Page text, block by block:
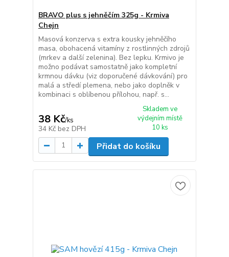
BRAVO plus s jehněčím 325g - Krmiva
Chejn
Masová konzerva s extra kousky jehněčího
masa, obohacená vitamíny z rostlinných zdrojů
(mrkev a další zelenina). Bez lepku. Krmivo je
možno podávat samostatně jako kompletní
krmnou dávku (viz doporučené dávkování) pro
malá a středí plemena, nebo jako doplněk v
kombinaci s oblíbenou přílohou, např. s...
38 Kč/ks
34 Kč bez DPH
Skladem ve
výdejním místě
10 ks
Přidat do košíku